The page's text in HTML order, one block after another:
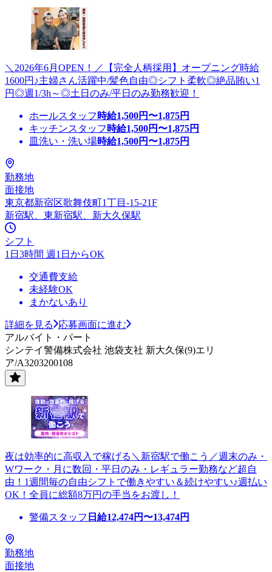
＼2026年6月OPEN！／【完全人柄採用】オープニング時給
1600円♪主婦さん活躍中/髪色自由◎シフト柔軟◎絶品賄い1
円◎週1/3h～◎土日のみ/平日のみ勤務歓迎！
ホールスタッフ 時給1,500円〜1,875円
キッチンスタッフ 時給1,500円〜1,875円
皿洗い・洗い場時給1,500円〜1,875円
勤務地
面接地
東京都新宿区歌舞伎町1丁目-15-21F
新宿駅、東新宿駅、新大久保駅
シフト
1日3時間 週1日からOK
交通費支給
未経験OK
まかないあり
詳細を見る
応募画面に進む
アルバイト・パート
シンテイ警備株式会社 池袋支社 新大久保(9)エリ
ア/A3203200108
夜は効率的に高収入で稼げる＼新宿駅で働こう／週末のみ・
Wワーク・月に数回・平日のみ・レギュラー勤務など超自
由！1週間毎の自由シフトで働きやすい＆続けやすい♪週払い
OK！全員に総額8万円の手当をお渡し！
警備スタッフ 日給12,474円〜13,474円
勤務地
面接地